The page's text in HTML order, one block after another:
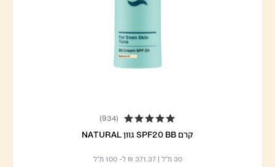
4.8 star rating
(934)
קרם SPF20 BB גוון NATURAL
30 מ"ל |
₪ 371.37 ל- 100 מ"ל